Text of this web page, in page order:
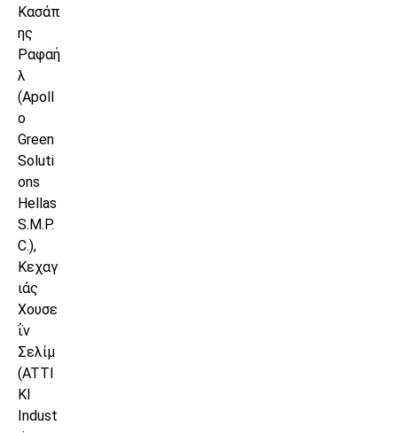
Κασάπ
ης
Ραφαή
λ
(Apoll
o
Green
Soluti
ons
Hellas
S.M.P.
C.),
Κεχαγ
ιάς
Χουσε
ΐν
Σελίμ
(ATTI
KI
Indust